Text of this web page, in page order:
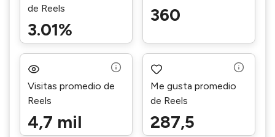
de Reels
3.01%
360
Visitas promedio de
Reels
4,7 mil
Me gusta promedio
de Reels
287,5